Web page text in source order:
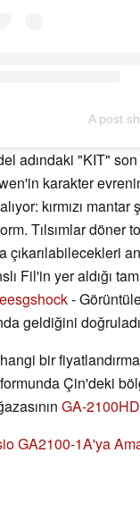
A post
adındaki "KIT"
karakter
kırmızı
Tılsımlar döner
çıkarılabilecekleri
Fil'in yer aldığı
-
geldiğini
bir
Çin'deki
GA-
GA2100-1A'ya